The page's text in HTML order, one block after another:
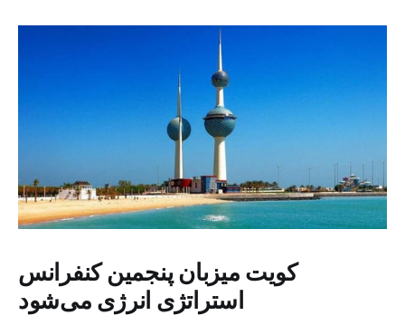
کویت میزبان پنجمین کنفرانس
استراتژی انرژی می‌شود